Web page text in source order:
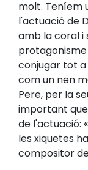
molt. Teníem
l'actuació de
amb la coral i
conjugar tot a
com un nen
Pere, per la
important
de l'actuació:
les xiquetes
compositor